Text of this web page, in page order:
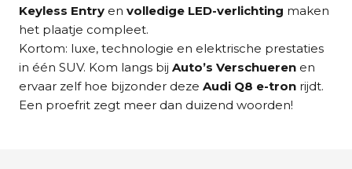
Keyless Entry en volledige LED-verlichting maken
het plaatje compleet.
Kortom: luxe, technologie en elektrische prestaties
in één SUV. Kom langs bij Auto’s Verschueren en
ervaar zelf hoe bijzonder deze Audi Q8 e-tron rijdt.
Een proefrit zegt meer dan duizend woorden!